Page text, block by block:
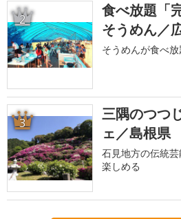
2
食べ放題「
そうめん／
そうめんが食べ放
3
三隅のつつ
ェ／島根県
石見地方の伝統
楽しめる